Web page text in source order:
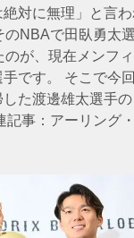
対に無理」と言
のNBAで田臥勇太
が、現在メンフ
です。 そこで今
た渡邊雄太選手
記事：アーリング